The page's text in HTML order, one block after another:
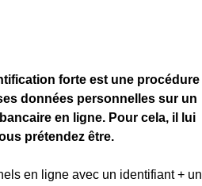
forte est une procédure
données personnelles sur un
en ligne. Pour cela, il lui
prétendez être.
en ligne avec un identifiant + un